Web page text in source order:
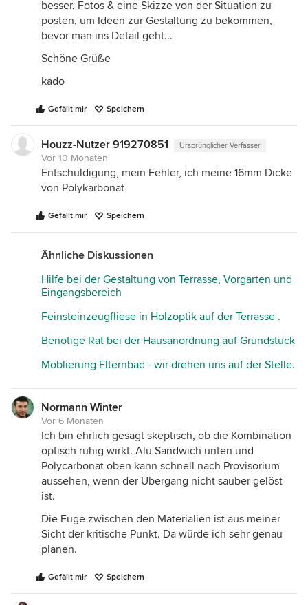
besser, Fotos & eine Skizze von der Situation zu
posten, um Ideen zur Gestaltung zu bekommen,
bevor man ins Detail geht...
Schöne Grüße
kado
Gefällt mir Speichern
Houzz-Nutzer 919270851 Ursprünglicher Verfasser
Vor 10 Monaten
Entschuldigung, mein Fehler, ich meine 16mm Dicke
von Polykarbonat
Gefällt mir Speichern
Ähnliche Diskussionen
Hilfe bei der Gestaltung von Terrasse, Vorgarten und
Eingangsbereich
Feinsteinzeugfliese in Holzoptik auf der Terrasse .
Benötige Rat bei der Hausanordnung auf Grundstück
Möblierung Elternbad - wir drehen uns auf der Stelle.
Normann Winter
Vor 6 Monaten
Ich bin ehrlich gesagt skeptisch, ob die Kombination
optisch ruhig wirkt. Alu Sandwich unten und
Polycarbonat oben kann schnell nach Provisorium
aussehen, wenn der Übergang nicht sauber gelöst
ist.
Die Fuge zwischen den Materialien ist aus meiner
Sicht der kritische Punkt. Da würde ich sehr genau
planen.
Gefällt mir Speichern